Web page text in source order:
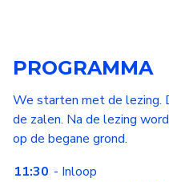
PROGRAMMA
We starten met de lezing.
de zalen. Na de lezing
op de begane grond.
11:30 - Inloop